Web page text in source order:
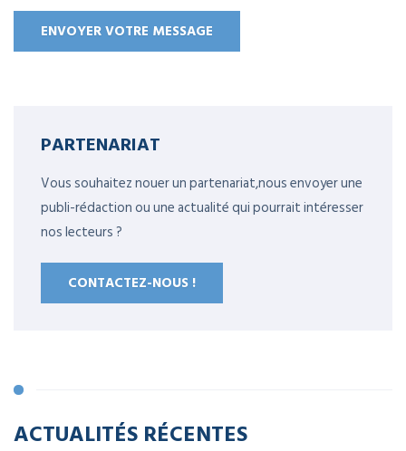
PARTENARIAT
Vous souhaitez nouer un partenariat,nous envoyer une
publi-rédaction ou une actualité qui pourrait intéresser
nos lecteurs ?
CONTACTEZ-NOUS !
ACTUALITÉS RÉCENTES